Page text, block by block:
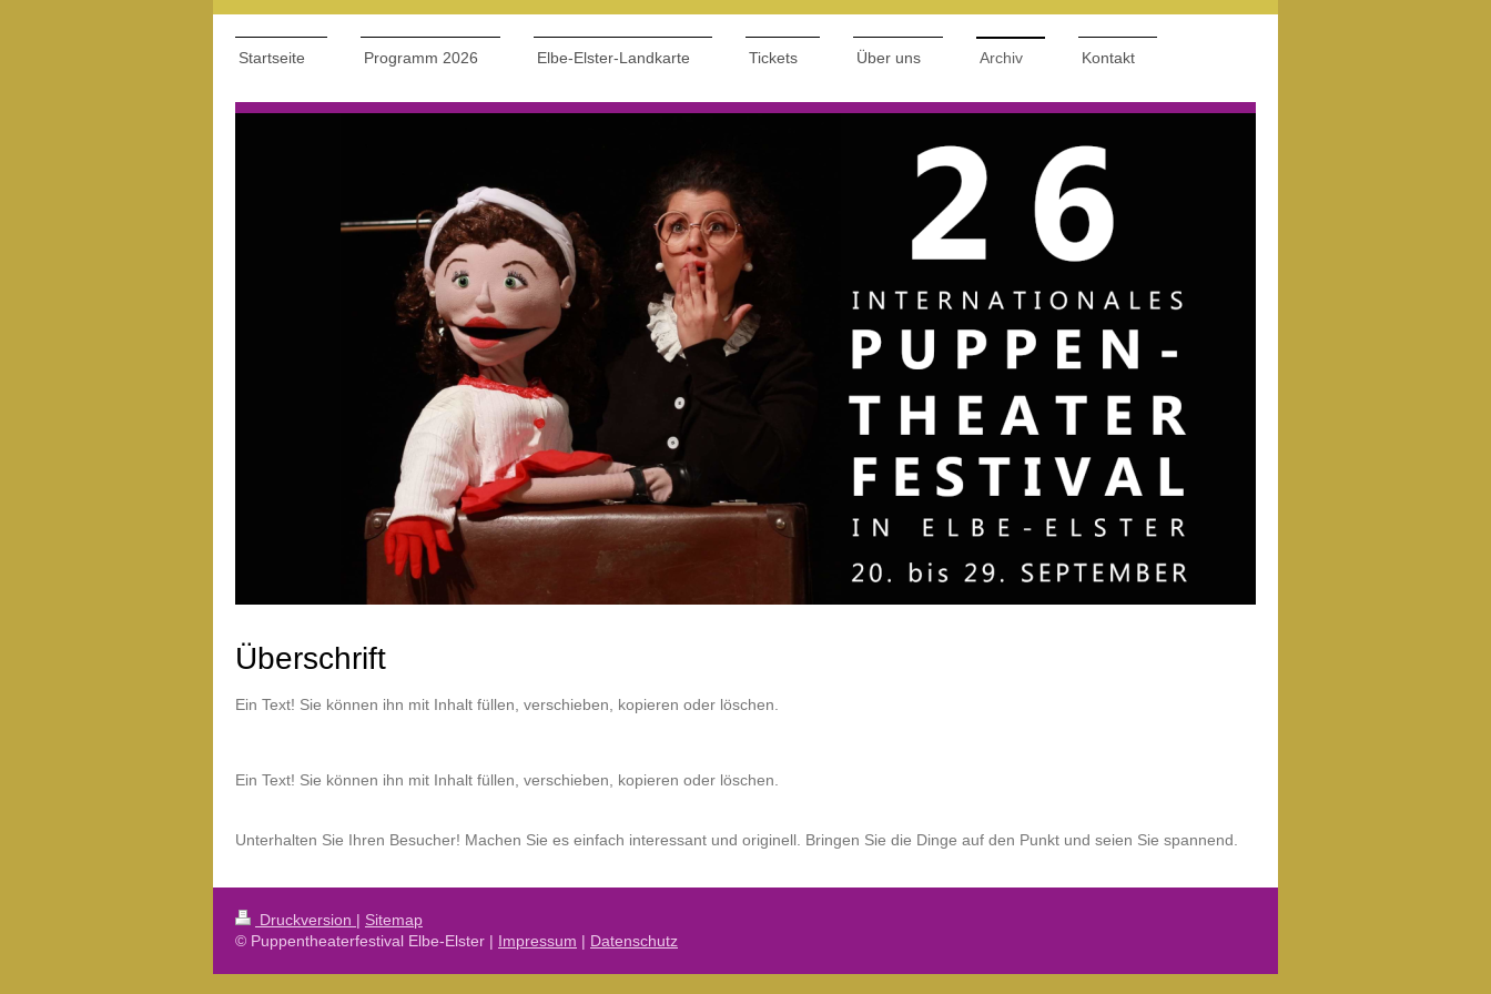
Startseite Programm 2026 Elbe-Elster-Landkarte Tickets Über uns Archiv Kontakt
Überschrift
Ein Text! Sie können ihn mit Inhalt füllen, verschieben, kopieren oder löschen.
Ein Text! Sie können ihn mit Inhalt füllen, verschieben, kopieren oder löschen.
Unterhalten Sie Ihren Besucher! Machen Sie es einfach interessant und originell. Bringen Sie die Dinge auf den Punkt und seien Sie spannend.
Druckversion | Sitemap
© Puppentheaterfestival Elbe-Elster | Impressum | Datenschutz